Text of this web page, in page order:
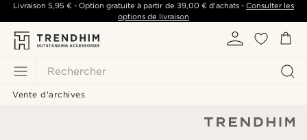
Rechercher
Livraison 5,95 €- Option gratuite à partir de 39,00 €d'achats -Consulter les
options de livraison
Vente d'archives